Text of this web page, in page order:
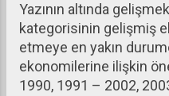
uygulamasında [‡]
yüzde 0 ve borç verme
Yazının altında
kategorisinin gelişmiş
etmeye en yakın
ekonomilerine ilişkin
1990, 1991 – 2002,